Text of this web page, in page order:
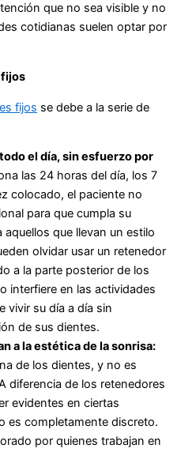
que no sea visible y no
cotidianas suelen optar por
fijos se debe a la serie de
el día, sin esfuerzo por
las 24 horas del día, los 7
colocado, el paciente no
para que cumpla su
que llevan un estilo
olvidar usar un retenedor
a la parte posterior de los
interfiere en las actividades
vivir su día a día sin
de sus dientes.
a la estética de la sonrisa:
de los dientes, y no es
diferencia de los retenedores
evidentes en ciertas
es completamente discreto.
por quienes trabajan en